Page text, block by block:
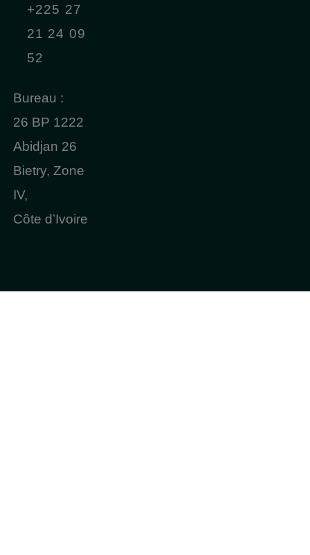
+225 27
21 24 09
52
Bureau :
26 BP 1222
Abidjan 26
Bietry, Zone
IV,
Côte d’Ivoire